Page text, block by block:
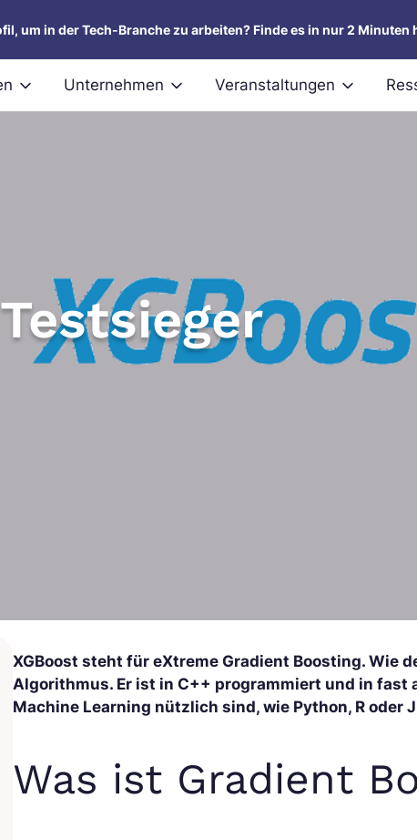
um in der Tech-Branche zu arbeiten? Finde es in nur 2 Minuten
Unternehmen Veranstaltungen
XGBoost steht für eXtreme Gradient Boosting. Wie
Algorithmus. Er ist in C++ programmiert und in
Machine Learning nützlich sind, wie Python, R oder
Was ist Gradient